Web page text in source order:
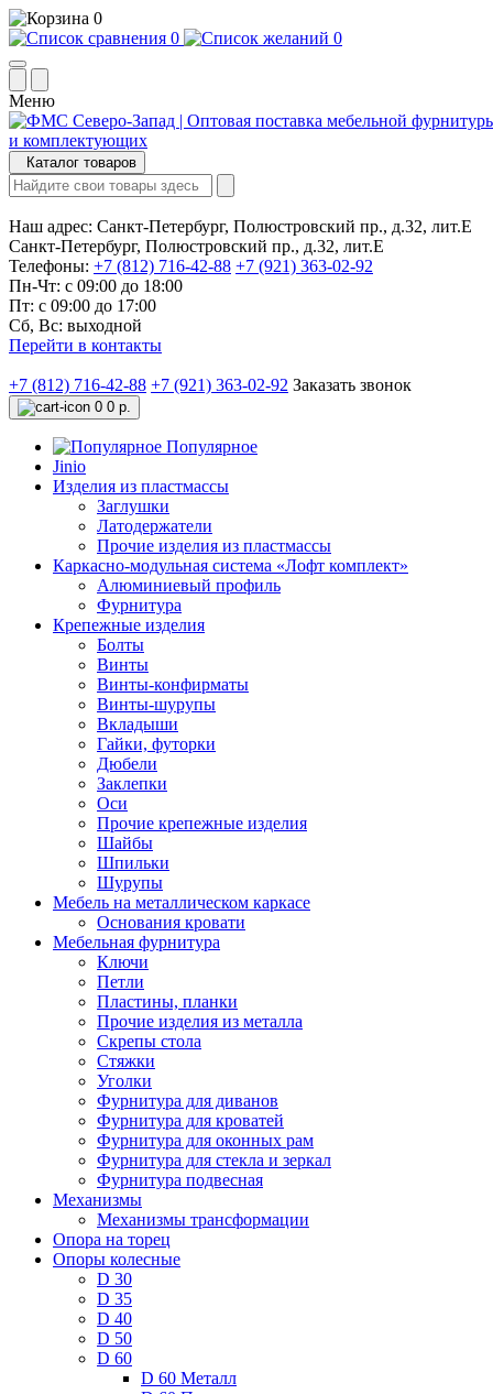
0
0
0
Меню
Каталог товаров
Наш адрес: Санкт-Петербург, Полюстровский пр., д.32, лит.Е
Санкт-Петербург, Полюстровский пр., д.32, лит.Е
Телефоны: +7 (812) 716-42-88 +7 (921) 363-02-92
Пн-Чт: с 09:00 до 18:00
Пт: с 09:00 до 17:00
Сб, Вс: выходной
Перейти в контакты
+7 (812) 716-42-88 +7 (921) 363-02-92 Заказать звонок
0 0 р.
Популярное
Jinio
Изделия из пластмассы
Заглушки
Латодержатели
Прочие изделия из пластмассы
Каркасно-модульная система «Лофт комплект»
Алюминиевый профиль
Фурнитура
Крепежные изделия
Болты
Винты
Винты-конфирматы
Винты-шурупы
Вкладыши
Гайки, футорки
Дюбели
Заклепки
Оси
Прочие крепежные изделия
Шайбы
Шпильки
Шурупы
Мебель на металлическом каркасе
Основания кровати
Мебельная фурнитура
Ключи
Петли
Пластины, планки
Прочие изделия из металла
Скрепы стола
Стяжки
Уголки
Фурнитура для диванов
Фурнитура для кроватей
Фурнитура для оконных рам
Фурнитура для стекла и зеркал
Фурнитура подвесная
Механизмы
Механизмы трансформации
Опора на торец
Опоры колесные
D 30
D 35
D 40
D 50
D 60
D 60 Металл